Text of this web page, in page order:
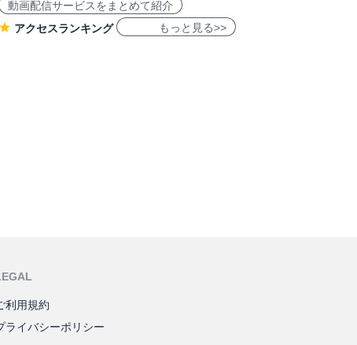
動画配信サービスをまとめて紹介
アクセスランキング
もっと見る>>
利用規約
ライバシーポリシー